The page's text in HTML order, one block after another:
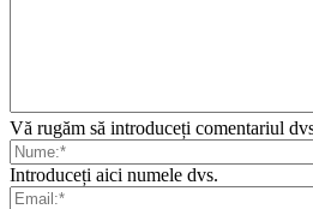
Vă rugăm să introduceți comentariul
Introduceți aici numele dvs.